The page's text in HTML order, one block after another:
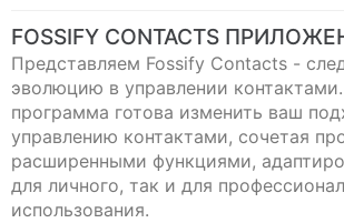
FOSSIFY CONTACTS
Представляем Fossify Contacts -
эволюцию в управлении
программа готова изменить ваш
управлению контактами, сочетая
расширенными функциями,
для личного, так и для
использования.